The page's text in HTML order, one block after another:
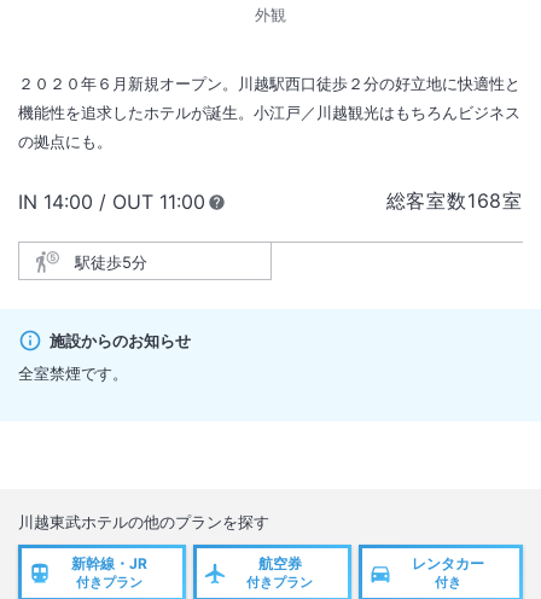
外観
２０２０年６月新規オープン。川越駅西口徒歩２分の好立地に快適性と
機能性を追求したホテルが誕生。小江戸／川越観光はもちろんビジネス
の拠点にも。
総客室数168室
IN チェックイン
14:00 / OUT チェックアウト
11:00
駅徒歩5分
施設からのお知らせ
全室禁煙です。
川越東武ホテルの他のプランを探す
新幹線・JR
付きプラン
航空券
付きプラン
レンタカー
付き